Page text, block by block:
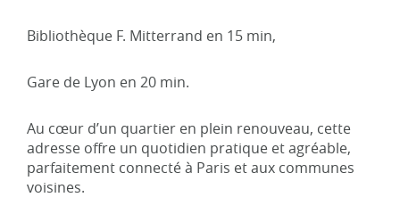
Bibliothèque F. Mitterrand en 15 min,
Gare de Lyon en 20 min.
Au cœur d’un quartier en plein renouveau, cette
adresse offre un quotidien pratique et agréable,
parfaitement connecté à Paris et aux communes
voisines.